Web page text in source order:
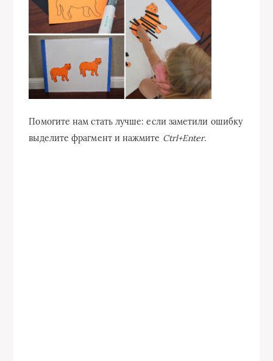
Помогите нам стать лучше: если заметили ошибку
выделите фрагмент и нажмите Ctrl+Enter.